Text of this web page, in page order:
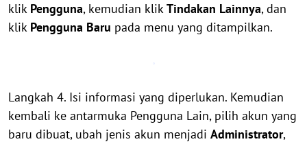
klik Pengguna, kemudian klikTindakan Lainnya, dan
klik Pengguna Baru pada menu yang ditampilkan.
Langkah 4. Isi informasi yang diperlukan. Kemudian
kembali ke antarmuka Pengguna Lain, pilih akun yang
baru dibuat, ubah jenis akun menjadi Administrator,